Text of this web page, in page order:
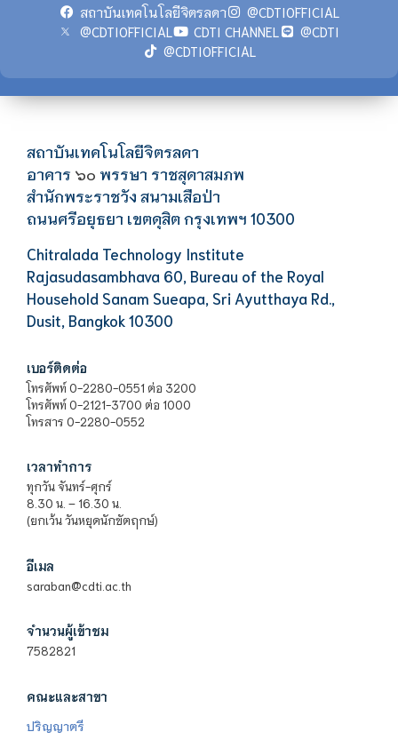
สถาบันเทคโนโลยีจิตรลดา
@CDTIOFFICIAL
@CDTIOFFICIAL
CDTI CHANNEL
@CDTI
@CDTIOFFICIAL
สถาบันเทคโนโลยีจิตรลดา
อาคาร ๖๐ พรรษา ราชสุดาสมภพ
สำนักพระราชวัง สนามเสือป่า
ถนนศรีอยุธยา เขตดุสิต กรุงเทพฯ 10300
Chitralada Technology Institute
Rajasudasambhava 60, Bureau of the Royal
Household Sanam Sueapa, Sri Ayutthaya Rd.,
Dusit, Bangkok 10300
เบอร์ติดต่อ
โทรศัพท์ 0-2280-0551 ต่อ 3200
โทรศัพท์ 0-2121-3700 ต่อ 1000
โทรสาร 0-2280-0552
เวลาทำการ
ทุกวัน จันทร์-ศุกร์
8.30 น. – 16.30 น.
(ยกเว้น วันหยุดนักขัตฤกษ์)
อีเมล
saraban@cdti.ac.th
จำนวนผู้เข้าชม
7582821
คณะและสาขา
ปริญญาตรี